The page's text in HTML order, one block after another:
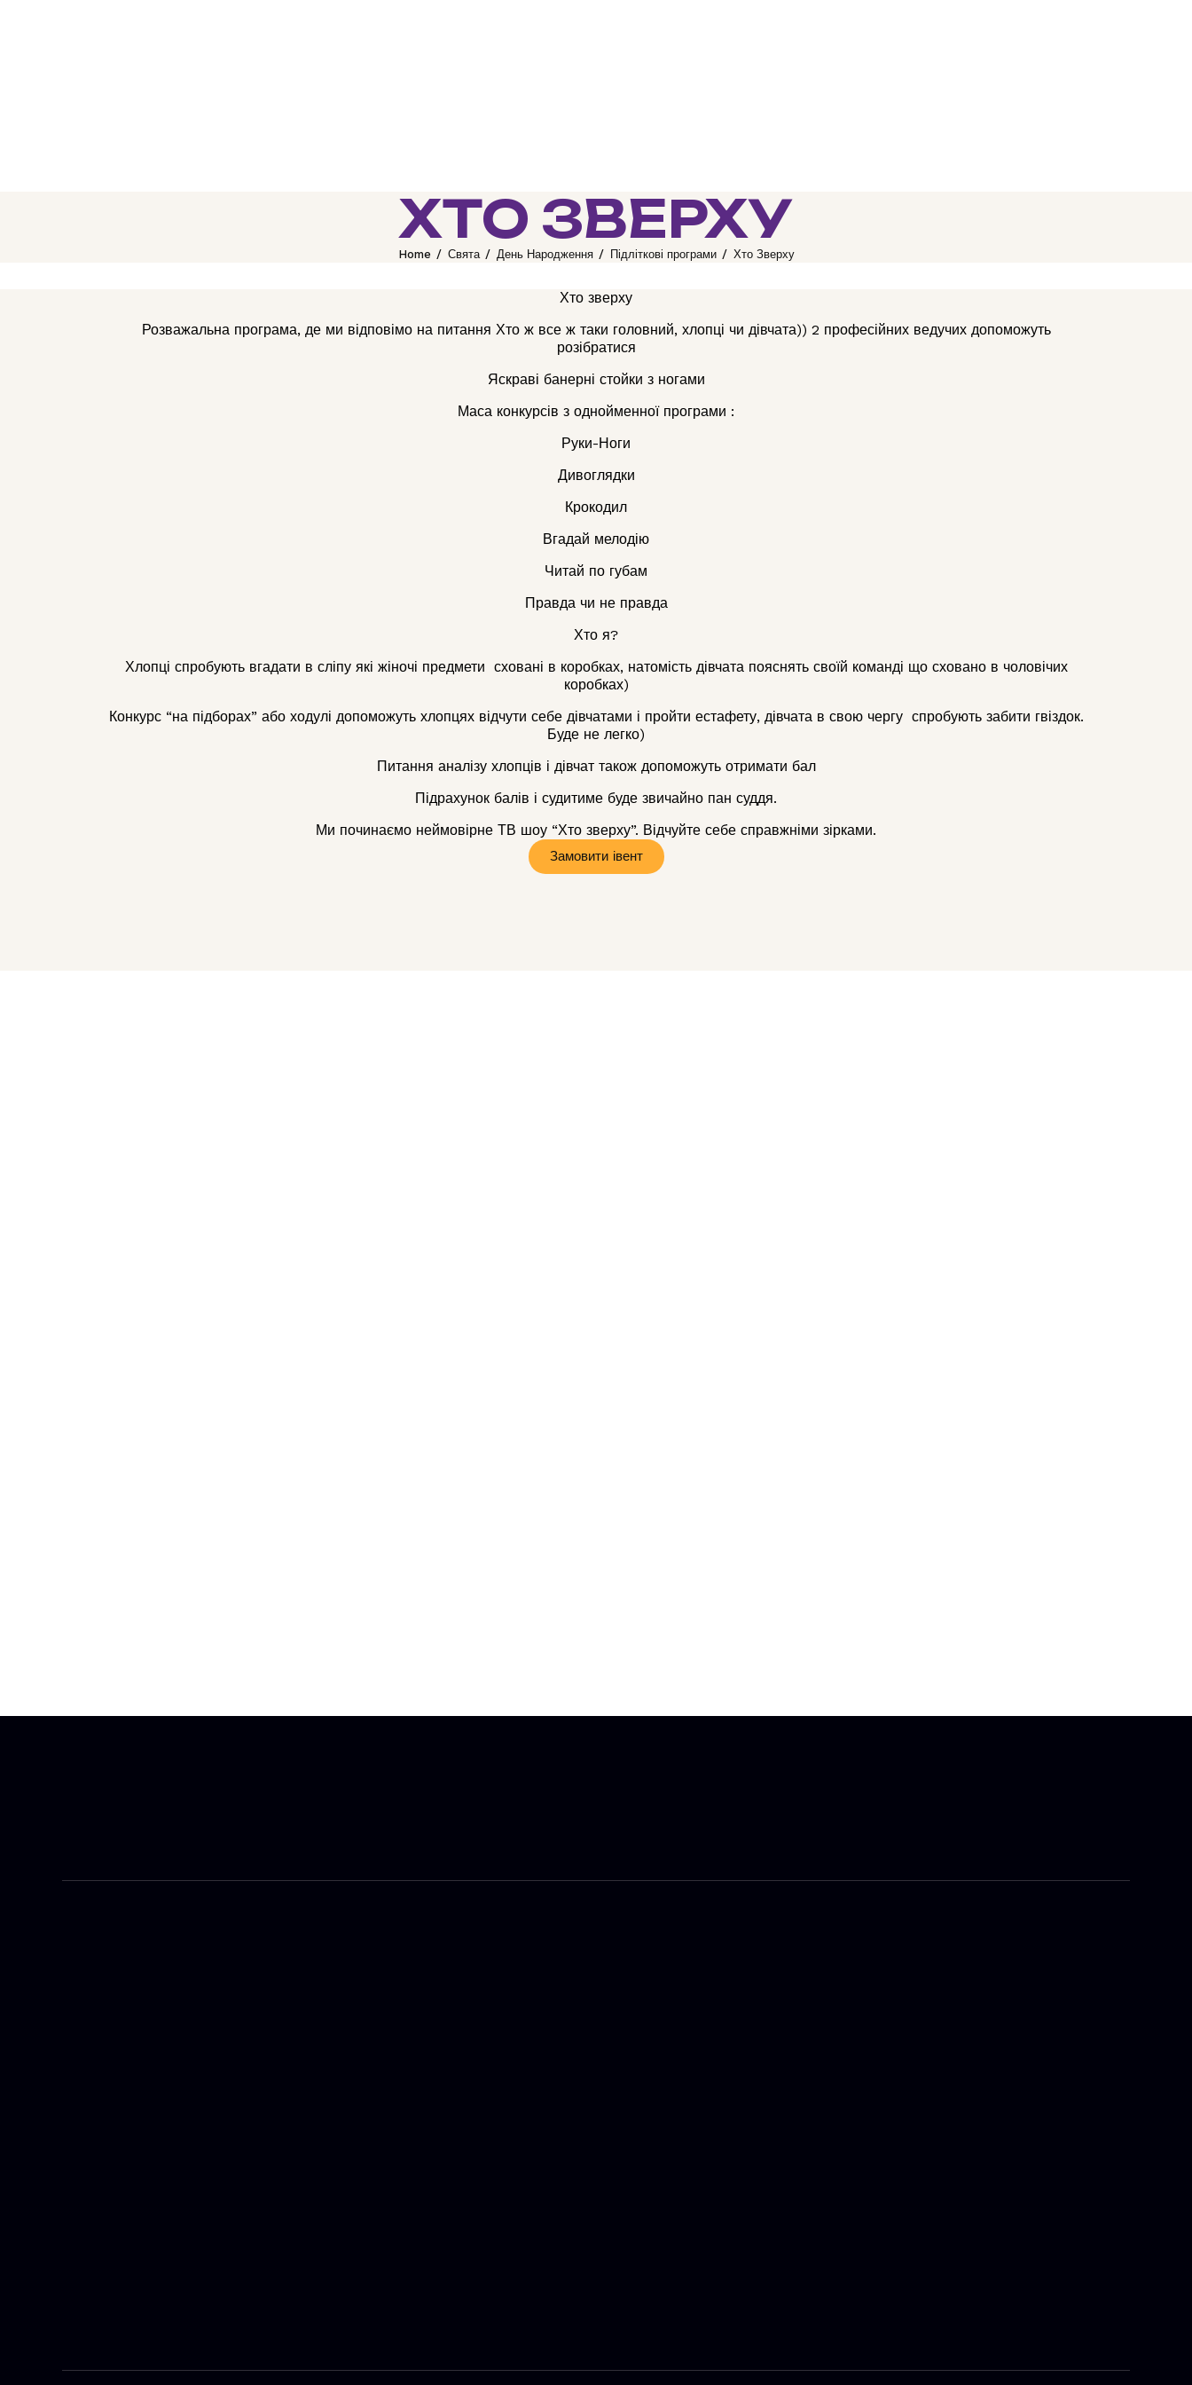
ХТО ЗВЕРХУ
Home Свята День Народження Підліткові програми Хто Зверху
Хто зверху
Розважальна програма, де ми відповімо на питання Хто ж все ж таки головний, хлопці чи дівчата)) 2 професійних ведучих допоможуть
розібратися
Яскраві банерні стойки з ногами
Маса конкурсів з однойменної програми :
Руки-Ноги
Дивоглядки
Крокодил
Вгадай мелодію
Читай по губам
Правда чи не правда
Хто я?
Хлопці спробують вгадати в сліпу які жіночі предмети сховані в коробках, натомість дівчата пояснять своїй команді що сховано в чоловічих
коробках)
Конкурс “на підборах” або ходулі допоможуть хлопцях відчути себе дівчатами і пройти естафету, дівчата в свою чергу спробують забити гвіздок.
Буде не легко)
Питання аналізу хлопців і дівчат також допоможуть отримати бал
Підрахунок балів і судитиме буде звичайно пан суддя.
Ми починаємо неймовірне ТВ шоу “Хто зверху”. Відчуйте себе справжніми зірками.
Замовити івент